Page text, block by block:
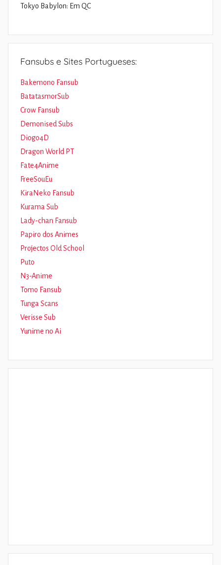
Tokyo Babylon: Em QC
Fansubs e Sites Portugueses:
Bakemono Fansub
BatatasmorSub
Crow Fansub
Demonised Subs
Diogo4D
Dragon World PT
Fate4Anime
FreeSouEu
KiraNeko Fansub
Kurama Sub
Lady-chan Fansub
Papiro dos Animes
Projectos Old School
Puto
N3-Anime
Tomo Fansub
Tunga Scans
Verisse Sub
Yunime no Ai